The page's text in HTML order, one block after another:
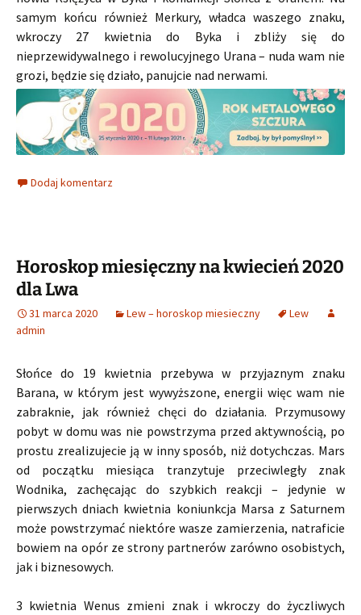
samym końcu również Merkury, władca waszego znaku,
wkroczy 27 kwietnia do Byka i zbliży się do
nieprzewidywalnego i rewolucyjnego Urana – nuda wam nie
grozi, będzie się działo, panujcie nad nerwami.
Dodaj komentarz
Horoskop miesięczny na kwiecień 2020
dla Lwa
31 marca 2020 Lew – horoskop miesieczny
Lew
admin
Słońce do 19 kwietnia przebywa w przyjaznym znaku
Barana, w którym jest wywyższone, energii więc wam nie
zabraknie, jak również chęci do działania. Przymusowy
pobyt w domu was nie powstrzyma przed aktywnością, po
prostu zrealizujecie ją w inny sposób, niż dotychczas. Mars
od początku miesiąca tranzytuje przeciwległy znak
Wodnika, zachęcając do szybkich reakcji – jedynie w
pierwszych dniach kwietnia koniunkcja Marsa z Saturnem
może powstrzymać niektóre wasze zamierzenia, natraficie
bowiem na opór ze strony partnerów zarówno osobistych,
jak i biznesowych.
3 kwietnia Wenus zmieni znak i wkroczy do życzliwych